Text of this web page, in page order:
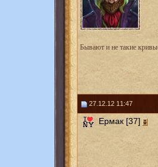
Бывают и не такие
27.12.12 11:47
Ермак [37]